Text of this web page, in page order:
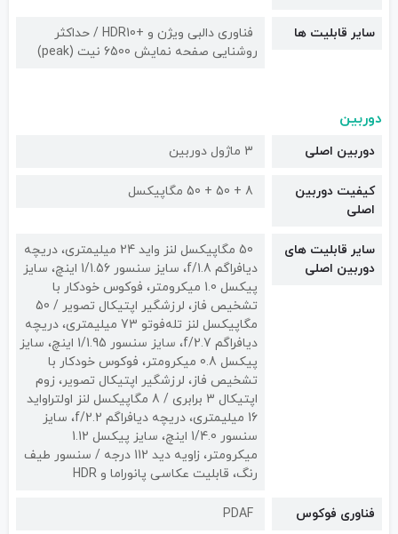
سایر قابلیت ها
فناوری دالبی ویژن و +HDR10 / حداکثر
روشنایی صفحه نمایش 6500 نیت (peak)
دوربین
دوربین اصلی 3 ماژول دوربین
کیفیت دوربین‌
اصلی
8 + 50 + 50 مگاپیکسل
سایر قابلیت های
دوربین اصلی
50 مگاپیکسل لنز واید 24 میلیمتری، دریچه
دیافراگم f/1.8، سایز سنسور 1/1.56 اینچ، سایز
پیکسل 1.0 میکرومتر، فوکوس خودکار با
تشخیص فاز، لرزشگیر اپتیکال تصویر / 50
مگاپیکسل لنز تله‌‌فوتو 73 میلیمتری، دریچه
دیافراگم f/2.7، سایز سنسور 1/1.95 اینچ، سایز
پیکسل 0.8 میکرومتر، فوکوس خودکار با
تشخیص فاز، لرزشگیر اپتیکال تصویر، زوم
اپتیکال 3 برابری / 8 مگاپیکسل لنز اولتراواید
16 میلیمتری، دریچه دیافراگم f/2.2، سایز
سنسور 1/4.0 اینچ، سایز پیکسل 1.12
میکرومتر، زاویه دید 112 درجه / سنسور طیف
رنگ، قابلیت عکاسی پانوراما و HDR
فناوری فوکوس PDAF